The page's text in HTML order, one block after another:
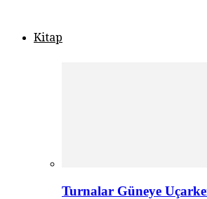
Kitap
Turnalar Güneye